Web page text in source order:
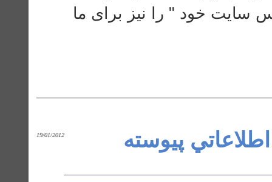
سایت خود " را نیز برای ما
پيوسته 19/01/2012